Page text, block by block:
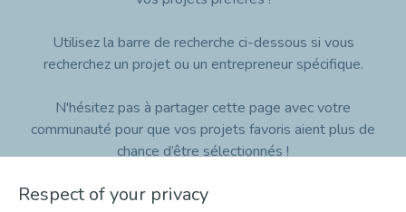
Utilisez la barre de recherche ci-dessous si vous
recherchez un projet ou un entrepreneur spécifique.
N'hésitez pas à partager cette page avec votre
communauté pour que vos projets favoris aient plus de
chance d’être sélectionnés !
Respect of your privacy